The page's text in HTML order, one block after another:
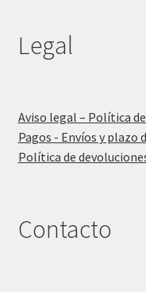
Legal
Aviso legal – Política
Pagos - Envíos y plazo
Política de
Contacto